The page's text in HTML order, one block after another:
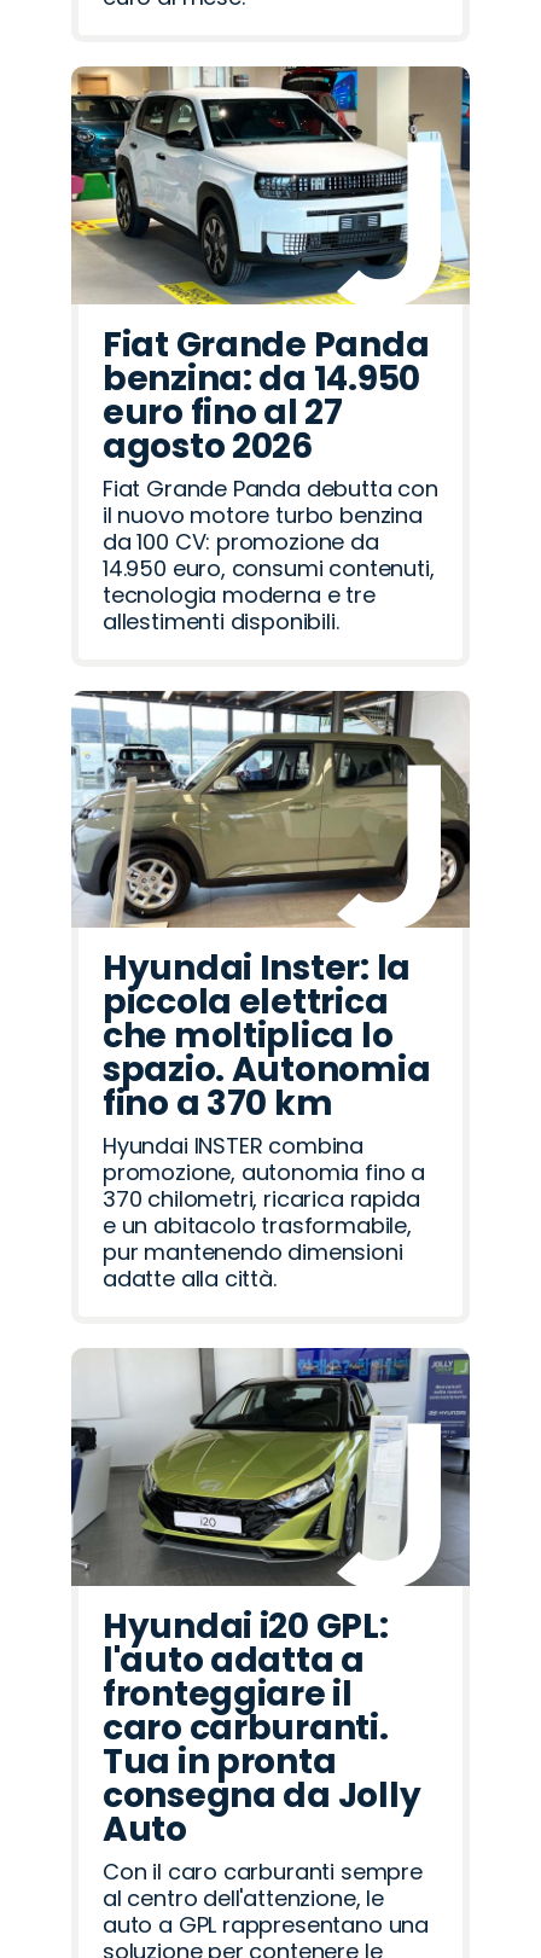
Fiat Grande Panda
benzina: da 14.950
euro fino al 27
agosto 2026
Fiat Grande Panda debutta con
il nuovo motore turbo benzina
da 100 CV: promozione da
14.950 euro, consumi contenuti,
tecnologia moderna e tre
allestimenti disponibili.
Hyundai Inster: la
piccola elettrica
che moltiplica lo
spazio. Autonomia
fino a 370 km
Hyundai INSTER combina
promozione, autonomia fino a
370 chilometri, ricarica rapida
e un abitacolo trasformabile,
pur mantenendo dimensioni
adatte alla città.
Hyundai i20 GPL:
l'auto adatta a
fronteggiare il
caro carburanti.
Tua in pronta
consegna da Jolly
Auto
Con il caro carburanti sempre
al centro dell'attenzione, le
auto a GPL rappresentano una
soluzione per contenere le